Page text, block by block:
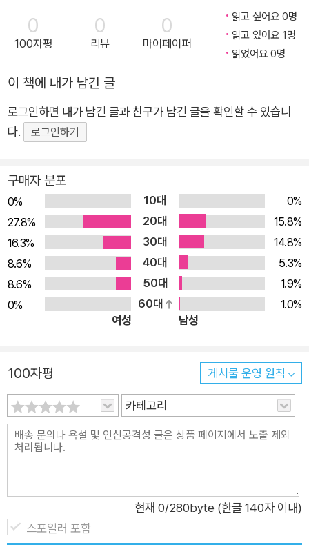
졌다. 준비하는 기간도 계속 짧아지고 있다. 스펙 쌓기에도 시간
이 모자란 취업준비생이나 업무로 바쁜 토익 점수가 만료된 직장
인에게는 준비하는 기간이 짧을수록 좋다. 그런데 850점이라는
점수가 900점이 넘지 않는다고 고득점이 아닐까? 아니다. 최근
의 토익 평균 점수를 보면 850점도 충분히 고득점이다. 이는 쉽
게 점수를 얻을 수 없다는 얘기다. 이렇게 850점이라는 점수를
가능한 한 짧은 기간에 얻을 수 있게 핵심만을 압축한 책이 나와
이 책은 4주 안에 850점을 달성하는 것을 목표로 하는 수험생을
위한 책이다. 토익 7개의 파트를 모두 다루고 있으며 총 99개의
핵심 포인트로 정리해 단기에 학습할 수 있게 구성했다. 99개의
핵심 포인트는 저자의 핵심 동영상과 함께 학습할 수 있고, 저자
의 문제 풀이 흐름을 보여주는 '고득점자의 풀이법'도 공개해서
실전에서 실수하지 않는 법도 알려준다. 여기에 총정리용 실전 모
의고사 3회분을 온라인으로 해설집과 함께 제공하며, 정기토익
을 완벽하게 분석한 어휘집까지 제공한다. 모르는 것이 있으면 저
는 수험생에게 강력히 추천한다. 《시나공 토익 850 단기완성》
책 소개 및 차별점! 1. 고득점의 핵심만 담은 99개 핵심 포인트! 8
50점 달성에 필요한 내용만 선별해서 꾹꾹 눌러 담았습니다. 2.
고득점자의 풀이법! 저자가 실제로 문제를 푸는 흐름을 해부해서
보여줍니다. 실전 풀이 속도를 올려줍니다. 3. 저자 직강 핵심 동
어줍니다. 4. 총정리용 실전 모의고사 3회분 제공! 실전 경향을
반영한 실전 모의고사 3회분을 온라인으로 제공합니다. 5. 정기
토익을 완벽하게 분석한 어휘집 제공! 출제율이 높은 어휘만 골라
0
100자평
0
리뷰
0
마이페이퍼
읽고 싶어요 0명
읽고 있어요 1명
읽었어요 0명
이 책에 내가 남긴 글
로그인하면 내가 남긴 글과 친구가 남긴 글을 확인할 수 있습니
다.
로그인하기
구매자 분포
0% 10대
0%
27.8%
20대
15.8%
16.3%
30대
14.8%
8.6%
40대
5.3%
8.6%
50대
1.9%
0%
60대
1.0%
여성
남성
100자평 게시물 운영 원칙
카테고리
현재 0/280byte (한글 140자 이내)
스포일러 포함